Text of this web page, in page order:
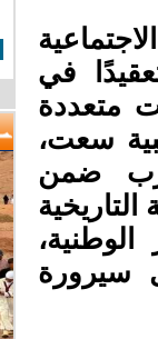
في
متعددة
سعت،
ضمن